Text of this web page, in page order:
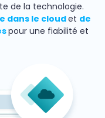
de la technologie.
dans le cloudet de
pour une fiabilité et